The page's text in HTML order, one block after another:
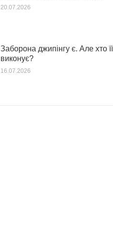
20.07.2026
Заборона джипінгу є. Але хто її
виконує?
16.07.2026